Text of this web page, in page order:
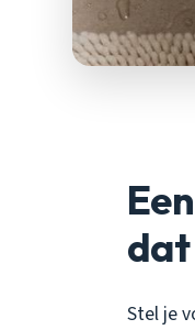
dat
Stel je